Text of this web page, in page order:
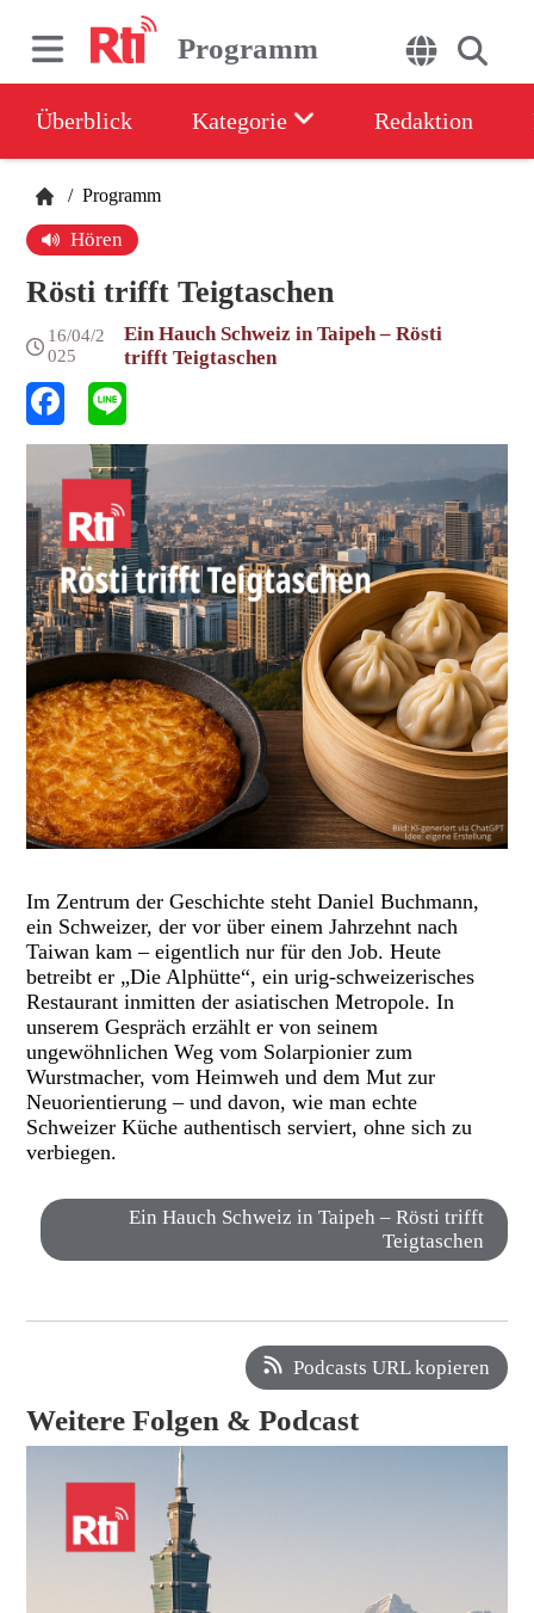
Programm
Überblick Kategorie Redaktion
/ Programm
Hören
Rösti trifft Teigtaschen
16/04/2
025
Ein Hauch Schweiz in Taipeh – Rösti
trifft Teigtaschen
Im Zentrum der Geschichte steht Daniel Buchmann,
ein Schweizer, der vor über einem Jahrzehnt nach
Taiwan kam – eigentlich nur für den Job. Heute
betreibt er „Die Alphütte“, ein urig-schweizerisches
Restaurant inmitten der asiatischen Metropole. In
unserem Gespräch erzählt er von seinem
ungewöhnlichen Weg vom Solarpionier zum
Wurstmacher, vom Heimweh und dem Mut zur
Neuorientierung – und davon, wie man echte
Schweizer Küche authentisch serviert, ohne sich zu
verbiegen.
Ein Hauch Schweiz in Taipeh – Rösti trifft
Teigtaschen
Podcasts URL kopieren
Weitere Folgen & Podcast